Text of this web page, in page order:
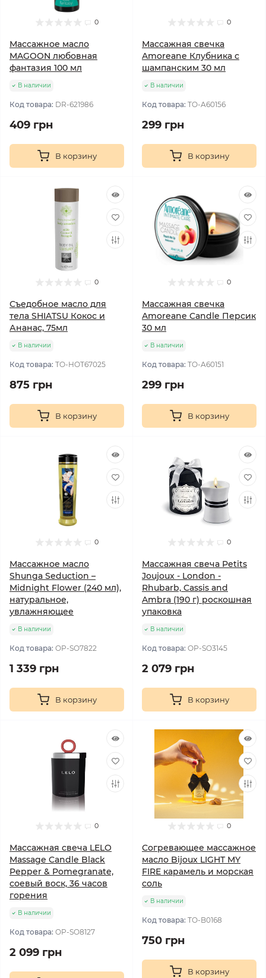
0
Массажное масло
MAGOON любовная
фантазия 100 мл
В наличии
Код товара: DR-621986
409 грн
В корзину
0
Массажная свечка
Amoreane Клубника с
шампанским 30 мл
В наличии
Код товара: TO-A60156
299 грн
В корзину
0
Съедобное масло для
тела SHIATSU Кокос и
Ананас, 75мл
В наличии
Код товара: TO-HOT67025
875 грн
В корзину
0
Массажная свечка
Amoreane Candle Персик
30 мл
В наличии
Код товара: TO-A60151
299 грн
В корзину
0
Массажное масло
Shunga Seduction –
Midnight Flower (240 мл),
натуральное,
увлажняющее
В наличии
Код товара: OP-SO7822
1 339 грн
В корзину
0
Массажная свечa Petits
Joujoux - London -
Rhubarb, Cassis and
Ambra (190 г) роскошная
упаковка
В наличии
Код товара: OP-SO3145
2 079 грн
В корзину
0
Массажная свеча LELO
Massage Candle Black
Pepper & Pomegranate,
соевый воск, 36 часов
горения
В наличии
Код товара: OP-SO8127
2 099 грн
0
Согревающее массажное
масло Bijoux LIGHT MY
FIRE карамель и морская
соль
В наличии
Код товара: TO-B0168
750 грн
В корзину